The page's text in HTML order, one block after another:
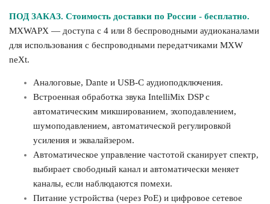
ПОД ЗАКАЗ. Стоимость доставки по России - бесплатно.
MXWAPX — доступа с 4 или 8 беспроводными аудиоканалами
для использования с беспроводными передатчиками MXW
neXt.
Аналоговые, Dante и USB-C аудиоподключения.
Встроенная обработка звука IntelliMix DSP с
автоматическим микшированием, эхоподавлением,
шумоподавлением, автоматической регулировкой
усиления и эквалайзером.
Автоматическое управление частотой сканирует спектр,
выбирает свободный канал и автоматически меняет
каналы, если наблюдаются помехи.
Питание устройства (через PoE) и цифровое сетевое